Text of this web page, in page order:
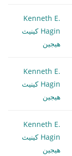
Kenneth E.
Hagin كينيث
هيجين
Kenneth E.
Hagin كينيث
هيجين
Kenneth E.
Hagin كينيث
هيجين